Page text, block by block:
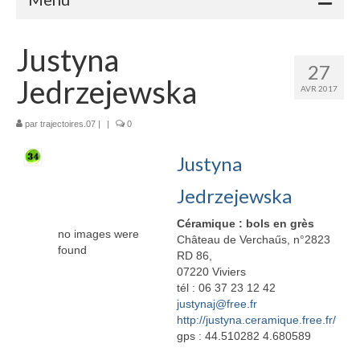
Adhérents
Céramique
Elisabeth Bourget
Miryan Hernandez
Maaike Klein
27
AVR 2017
Justyna
Jedrzejewska
par trajectoires.07 | | 0
no images were
found
Justyna
Jedrzejewska
Céramique : bols en grès
Château de Verchaűs, n°2823
RD 86,
07220 Viviers
tél : 06 37 23 12 42
justynaj@free.fr
http://justyna.ceramique.free.fr/
gps : 44.510282 4.680589